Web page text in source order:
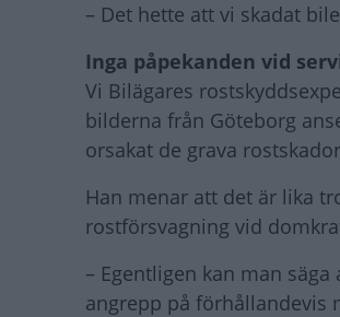
– Det hette att vi skadat
Inga påpekanden vid
Vi Bilägares
bilderna från Göteborg
orsakat de grava
Han menar att det är lika
rostförsvagning vid
– Egentligen kan man
angrepp på förhållandevis